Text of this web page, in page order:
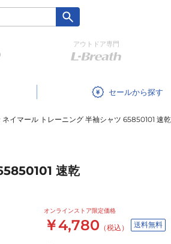
アウトドア専門
セール
イマール トレーニング 半袖シャツ 65850101 速乾
速乾
オンラインストア限定価格
￥4,780 （税込） 送料無料